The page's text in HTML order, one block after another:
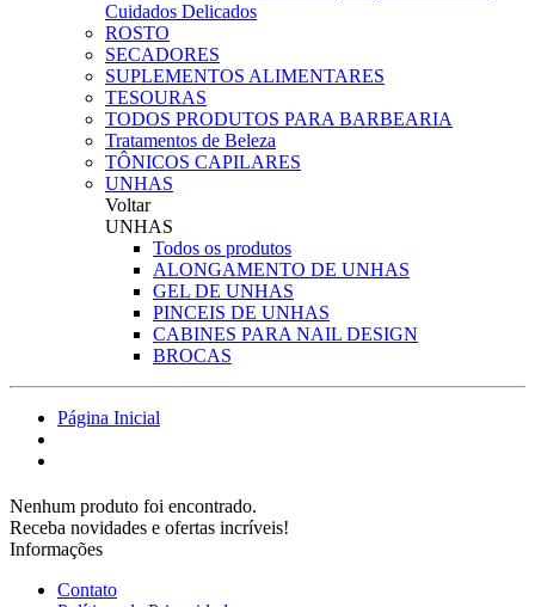
Cuidados Delicados
ROSTO
SECADORES
SUPLEMENTOS ALIMENTARES
TESOURAS
TODOS PRODUTOS PARA BARBEARIA
Tratamentos de Beleza
TÔNICOS CAPILARES
UNHAS
Voltar
UNHAS
Todos os produtos
ALONGAMENTO DE UNHAS
GEL DE UNHAS
PINCEIS DE UNHAS
CABINES PARA NAIL DESIGN
BROCAS
Página Inicial
Nenhum produto foi encontrado.
Receba novidades e ofertas incríveis!
Informações
Contato